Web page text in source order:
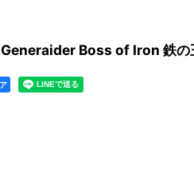
Boss of Iron 鉄の